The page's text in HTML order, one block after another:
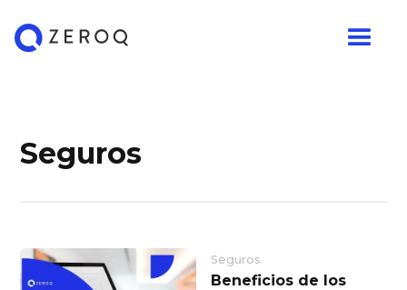
Seguros
Seguros
Beneficios de los